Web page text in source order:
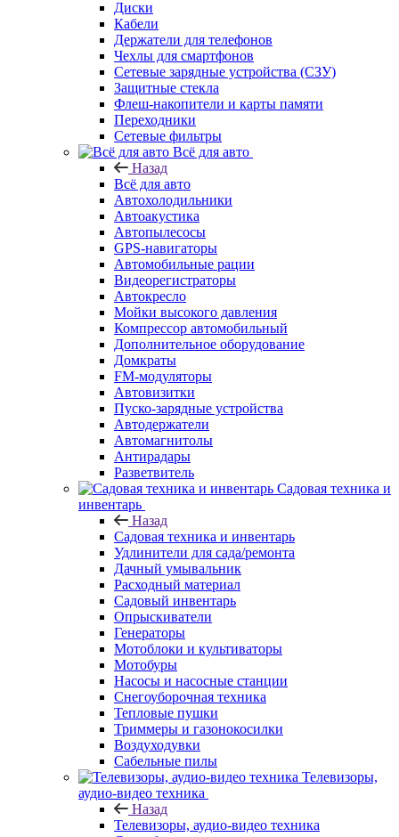
Диски
Кабели
Держатели для телефонов
Чехлы для смартфонов
Сетевые зарядные устройства (СЗУ)
Защитные стекла
Флеш-накопители и карты памяти
Переходники
Сетевые фильтры
Всё для авто
Назад
Всё для авто
Автохолодильники
Автоакустика
Автопылесосы
GPS-навигаторы
Автомобильные рации
Видеорегистраторы
Автокресло
Мойки высокого давления
Компрессор автомобильный
Дополнительное оборудование
Домкраты
FM-модуляторы
Автовизитки
Пуско-зарядные устройства
Автодержатели
Автомагнитолы
Антирадары
Разветвитель
Садовая техника и
инвентарь
Назад
Садовая техника и инвентарь
Удлинители для сада/ремонта
Дачный умывальник
Расходный материал
Садовый инвентарь
Опрыскиватели
Генераторы
Мотоблоки и культиваторы
Мотобуры
Насосы и насосные станции
Снегоуборочная техника
Тепловые пушки
Триммеры и газонокосилки
Воздуходувки
Сабельные пилы
Телевизоры,
аудио-видео техника
Назад
Телевизоры, аудио-видео техника